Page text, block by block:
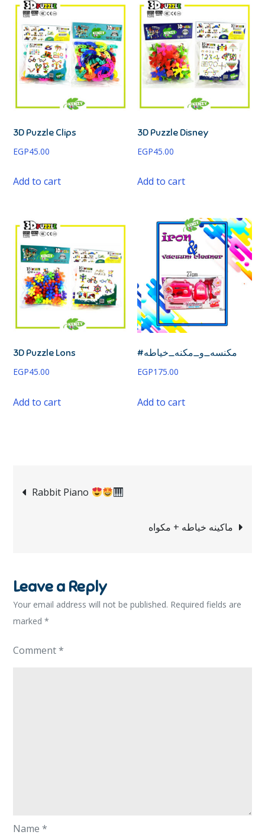
3D Puzzle Clips
EGP45.00
Add to cart
3D Puzzle Disney
EGP45.00
Add to cart
3D Puzzle Lons
EGP45.00
Add to cart
#مكنسه_و_مكنه_خياطه
EGP175.00
Add to cart
Rabbit Piano
ماكينه خياطه + مكواه
Leave a Reply
Your email address will not be published. Required fields are
marked*
Comment*
Name*